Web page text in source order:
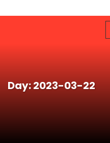
Day: 2023-03-22